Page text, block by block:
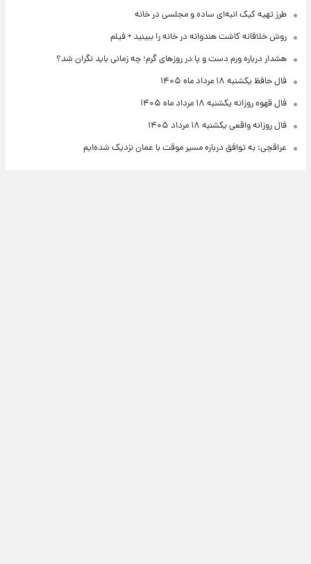
طرز تهیه کیک انبه‌ای ساده و مجلسی در خانه
روش خلاقانه کاشت هندوانه در خانه را ببینید + فیلم
هشدار درباره ورم دست و پا در روزهای گرم؛ چه زمانی باید نگران شد؟
فال حافظ یکشنبه ۱۸ مرداد ماه ۱۴۰۵
فال قهوه روزانه یکشنبه ۱۸ مرداد ماه ۱۴۰۵
فال روزانه واقعی یکشنبه ۱۸ مرداد ۱۴۰۵
عراقچی: به توافق درباره مسیر موقت با عمان نزدیک شده‌ایم